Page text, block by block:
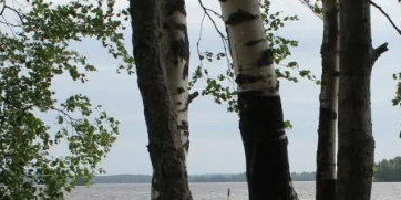
MAASEUTUOHJELMA 2014-2017
SASTAMALA-RETKET 2014
PEEJIIN KOTISEUTURETKET 2015
”KYLÄT TUTUIKSI 2013”